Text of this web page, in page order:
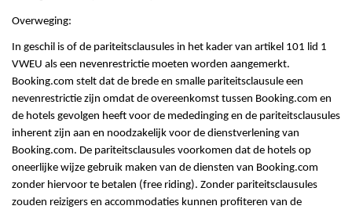
Overweging:
In geschil is of de pariteitsclausules in het kader van artikel 101 lid 1
VWEU als een nevenrestrictie moeten worden aangemerkt.
Booking.com stelt dat de brede en smalle pariteitsclausule een
nevenrestrictie zijn omdat de overeenkomst tussen Booking.com en
de hotels gevolgen heeft voor de mededinging en de pariteitsclausules
inherent zijn aan en noodzakelijk voor de dienstverlening van
Booking.com. De pariteitsclausules voorkomen dat de hotels op
oneerlijke wijze gebruik maken van de diensten van Booking.com
zonder hiervoor te betalen (free riding). Zonder pariteitsclausules
zouden reizigers en accommodaties kunnen profiteren van de